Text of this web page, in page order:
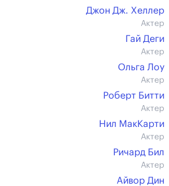
Джон Дж. Хеллер
Актер
Гай Деги
Актер
Ольга Лоу
Актер
Роберт Битти
Актер
Нил МакКарти
Актер
Ричард Бил
Актер
Айвор Дин